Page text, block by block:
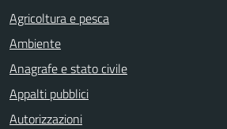
Agricoltura e pesca
Ambiente
Anagrafe e stato civile
Appalti pubblici
Autorizzazioni